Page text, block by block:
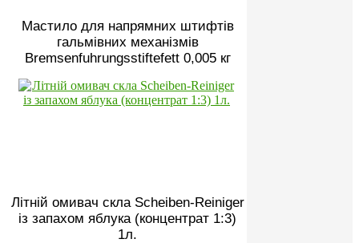
Мастило для напрямних штифтів
гальмівних механізмів
Bremsenfuhrungsstiftefett 0,005 кг
Літній омивач скла Scheiben-Reiniger
із запахом яблука (концентрат 1:3)
1л.